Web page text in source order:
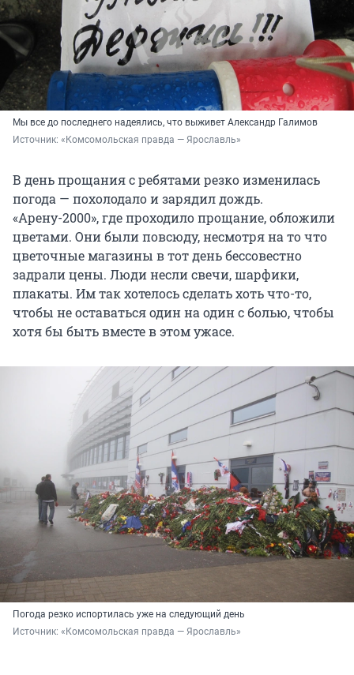
Мы все до последнего надеялись, что выживет Александр Галимов
Источник: «Комсомольская правда — Ярославль»
В день прощания с ребятами резко изменилась
погода — похолодало и зарядил дождь.
«Арену-2000», где проходило прощание, обложили
цветами. Они были повсюду, несмотря на то что
цветочные магазины в тот день бессовестно
задрали цены. Люди несли свечи, шарфики,
плакаты. Им так хотелось сделать хоть что-то,
чтобы не оставаться один на один с болью, чтобы
хотя бы быть вместе в этом ужасе.
Погода резко испортилась уже на следующий день
Источник: «Комсомольская правда — Ярославль»